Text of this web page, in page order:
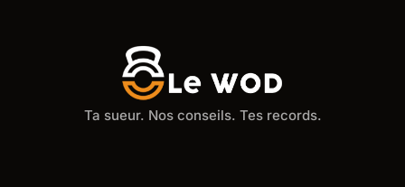
Ta sueur. Nos conseils. Tes records.